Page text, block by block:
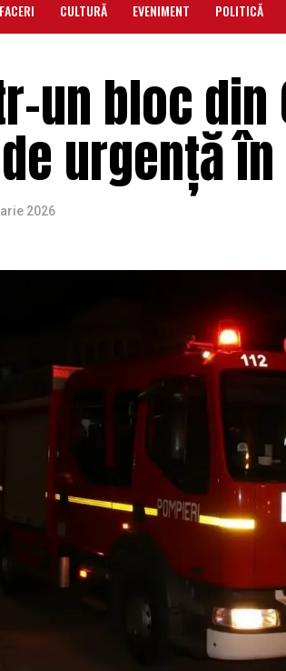
CULTURĂ EVENIMENT POLITICĂ
un bloc din
urgență
2026